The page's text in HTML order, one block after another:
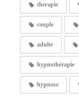
therapie
couple
adulte
hypnothérapie
hypnose